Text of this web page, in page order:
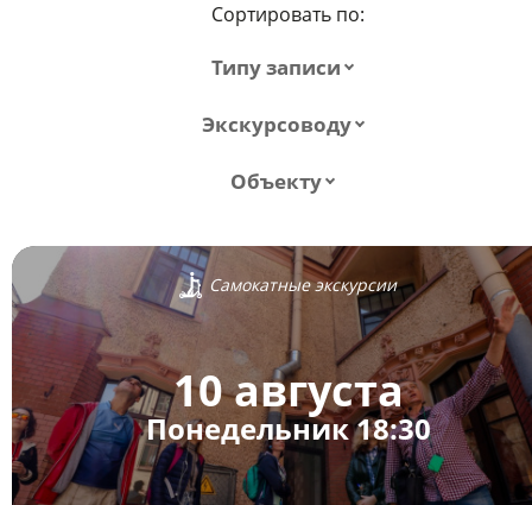
Сортировать по:
Типу записи
Экскурсоводу
Объекту
Самокатные экскурсии
10 августа
Понедельник 18:30